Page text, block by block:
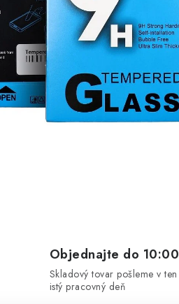
Objednajte do 10:00
Skladový tovar pošleme v ten
istý pracovný deň